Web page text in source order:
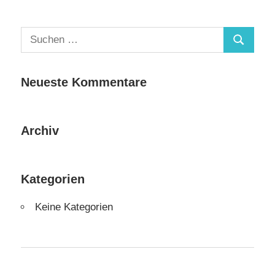
Suchen
nach:
Suchen
Neueste Kommentare
Archiv
Kategorien
Keine Kategorien